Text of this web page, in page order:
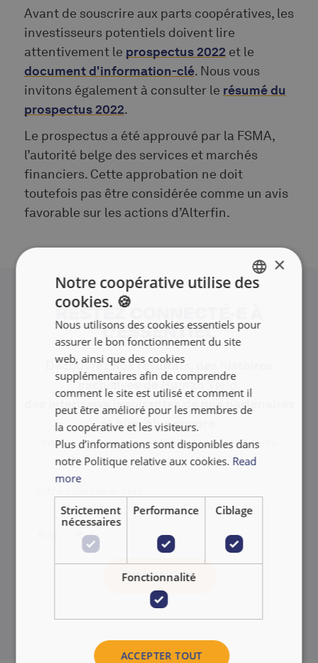
Avant de souscrire aux parts coopératives, les
investisseurs potentiels doivent lire
attentivement le prospectus 2022 et le
document d'information-clé. Nous vous
invitons également à consulter le résumé du
prospectus 2022.
Le prospectus a été approuvé par la FSMA,
l’autorité belge des services et marchés
financiers. Cette approbation ne doit
toutefois pas être considérée comme un avis
favorable sur les actions d’Alterfin.
RESTEZ CONNECTÉ·E À
L’ESSENTIEL
Découvrez nos résultats, des histoires
exclusives de Human Yield,
des interviews inspirantes de nos partenaires
et bien plus encore.
Inscrivez‑vous pour recevoir la newsletter d’Alterfin
FRANÇAIS
×
Notre coopérative utilise des
cookies. 🍪
Nous utilisons des cookies essentiels pour
assurer le bon fonctionnement du site
web, ainsi que des cookies
supplémentaires afin de comprendre
comment le site est utilisé et comment il
peut être amélioré pour les membres de
la coopérative et les visiteurs.
Plus d’informations sont disponibles dans
notre Politique relative aux cookies. Read
more
Strictement
nécessaires
Performance Ciblage
Fonctionnalité
ACCEPTER TOUT